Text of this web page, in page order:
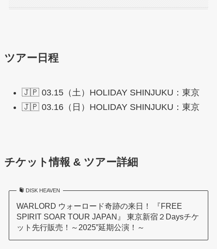
ツアー日程
🇯🇵 03.15（土）HOLIDAY SHINJUKU：東京
🇯🇵 03.16（日）HOLIDAY SHINJUKU：東京
チケット情報 & ツアー詳細
DISK HEAVEN
WARLORD ウォーロード奇跡の来日！ 『FREE
SPIRIT SOAR TOUR JAPAN』 東京新宿２Daysチケ
ット先行販売！～2025”延期公演！～